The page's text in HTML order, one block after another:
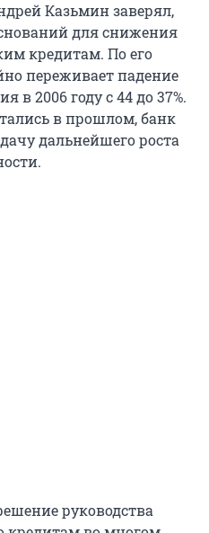
Казьмин заверял,
для снижения
кредитам. По его
переживает падение
в 2006 году с 44 до 37%.
в прошлом, банк
дальнейшего роста
руководства